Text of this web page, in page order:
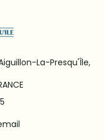
La-Presqu'Île,